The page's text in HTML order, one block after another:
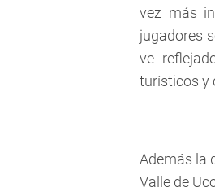
vez más
jugadores
ve
turísticos y
Además la
Valle de